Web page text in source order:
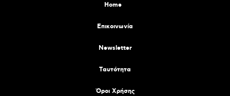
Home
Επικοινωνία
Newsletter
Tαυτότητα
Όροι Χρήσης